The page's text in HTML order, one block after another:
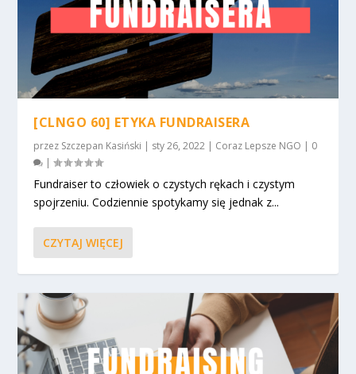
[CLNGO 60] ETYKA FUNDRAISERA
przez Szczepan Kasiński | sty 26, 2022 | Coraz Lepsze NGO | 0
|
Fundraiser to człowiek o czystych rękach i czystym
spojrzeniu. Codziennie spotykamy się jednak z...
CZYTAJ WIĘCEJ